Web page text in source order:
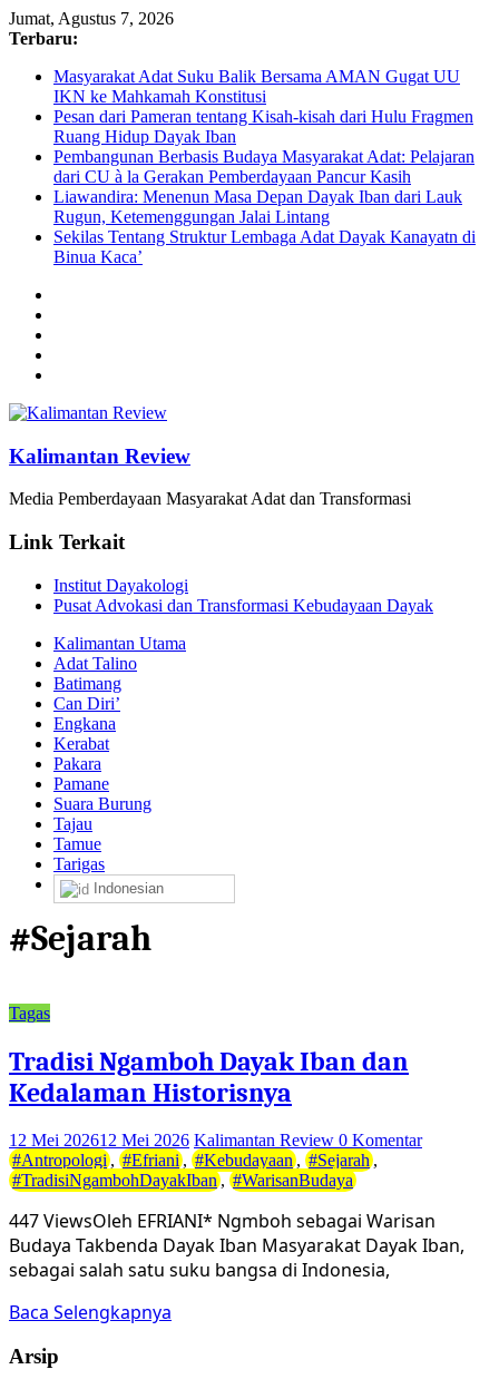
Jumat, Agustus 7, 2026
Terbaru:
Masyarakat Adat Suku Balik Bersama AMAN Gugat UU
IKN ke Mahkamah Konstitusi
Pesan dari Pameran tentang Kisah-kisah dari Hulu Fragmen
Ruang Hidup Dayak Iban
Pembangunan Berbasis Budaya Masyarakat Adat: Pelajaran
dari CU à la Gerakan Pemberdayaan Pancur Kasih
Liawandira: Menenun Masa Depan Dayak Iban dari Lauk
Rugun, Ketemenggungan Jalai Lintang
Sekilas Tentang Struktur Lembaga Adat Dayak Kanayatn di
Binua Kaca’
Kalimantan Review
Media Pemberdayaan Masyarakat Adat dan Transformasi
Link Terkait
Institut Dayakologi
Pusat Advokasi dan Transformasi Kebudayaan Dayak
Kalimantan Utama
Adat Talino
Batimang
Can Diri’
Engkana
Kerabat
Pakara
Pamane
Suara Burung
Tajau
Tamue
Tarigas
Indonesian
#Sejarah
Tagas
Tradisi Ngamboh Dayak Iban dan
Kedalaman Historisnya
12 Mei 202612 Mei 2026 Kalimantan Review 0 Komentar
#Antropologi , #Efriani , #Kebudayaan , #Sejarah ,
#TradisiNgambohDayakIban , #WarisanBudaya
447 ViewsOleh EFRIANI* Ngmboh sebagai Warisan
Budaya Takbenda Dayak Iban Masyarakat Dayak Iban,
sebagai salah satu suku bangsa di Indonesia,
Baca Selengkapnya
Arsip